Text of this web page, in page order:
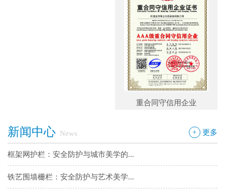
重合同守信用企业 中国投标企
+ 更多
新闻中心 News
铁艺围墙栅栏：安全防护与艺术美学...
边框护栏网：新疆金邦伟业以匠心铸...
球场围栏网：守护运动安全的“隐形...
新疆金邦伟业：方管铁艺护栏——安...
框架网护栏：安全防护与城市美学的...
铁艺围墙栅栏：安全防护与艺术美学...
边框护栏网：新疆金邦伟业以匠心铸...